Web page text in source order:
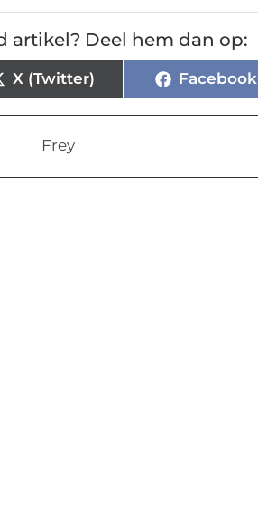
artikel? Deel hem dan op:
X (Twitter) Facebook
Frey